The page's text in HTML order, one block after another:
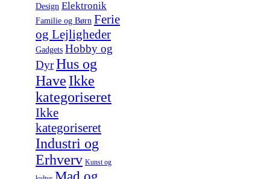
Design Elektronik
Familie og Børn Ferie
og Lejligheder
Gadgets Hobby og
DyrHus og
Have Ikke
kategoriseret
Ikke
kategoriseret
Industri og
Erhverv Kunst og